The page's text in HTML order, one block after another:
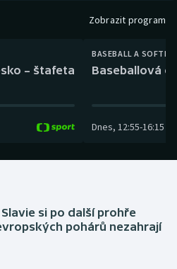
Zobrazit program
– štafeta
BASEBALL A
Baseballová
Dnes, 12:55-16:15
si po další prohře
pohárů nezahrají